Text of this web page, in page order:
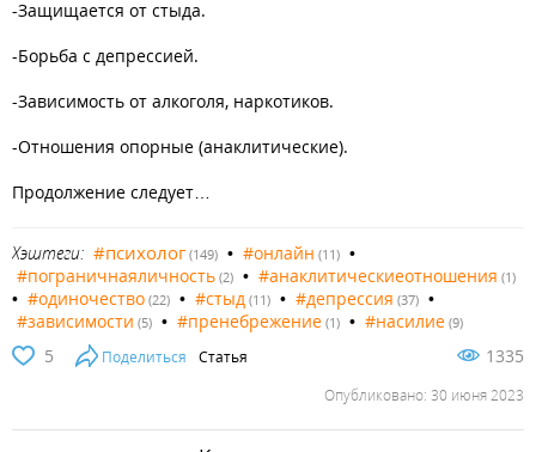
-Защищается от стыда.
-Борьба с депрессией.
-Зависимость от алкоголя, наркотиков.
-Отношения опорные (анаклитические).
Продолжение следует…
Хэштеги: #психолог(149) • #онлайн (11) •
#пограничнаяличность (2) • #анаклитическиеотношения (1)
• #одиночество (22) • #стыд (11) • #депрессия (37) •
#зависимости (5) • #пренебрежение (1) • #насилие (9)
5 Поделиться Статья 1335
Опубликовано: 30 июня 2023